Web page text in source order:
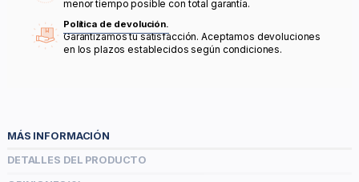
menor tiempo posible con total garantía.
Política de devolución.
Garantizamos tu satisfacción. Aceptamos devoluciones
en los plazos establecidos según condiciones.
MÁS INFORMACIÓN
DETALLES DEL PRODUCTO